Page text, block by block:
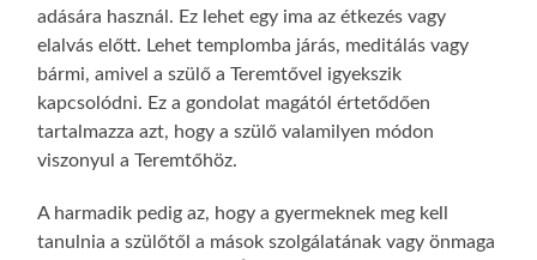
adására használ. Ez lehet egy ima az étkezés vagy
elalvás előtt. Lehet templomba járás, meditálás vagy
bármi, amivel a szülő a Teremtővel igyekszik
kapcsolódni. Ez a gondolat magától értetődően
tartalmazza azt, hogy a szülő valamilyen módon
viszonyul a Teremtőhöz.
A harmadik pedig az, hogy a gyermeknek meg kell
tanulnia a szülőtől a mások szolgálatának vagy önmaga